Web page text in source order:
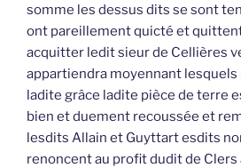
somme les dessus dits se sont
ont pareillement quicté et
acquitter ledit sieur de Cellières
appartiendra moyennant
ladite grâce ladite pièce de terre
bien et duement recoussée et
lesdits Allain et Guyttart esdits
renoncent au profit dudit de